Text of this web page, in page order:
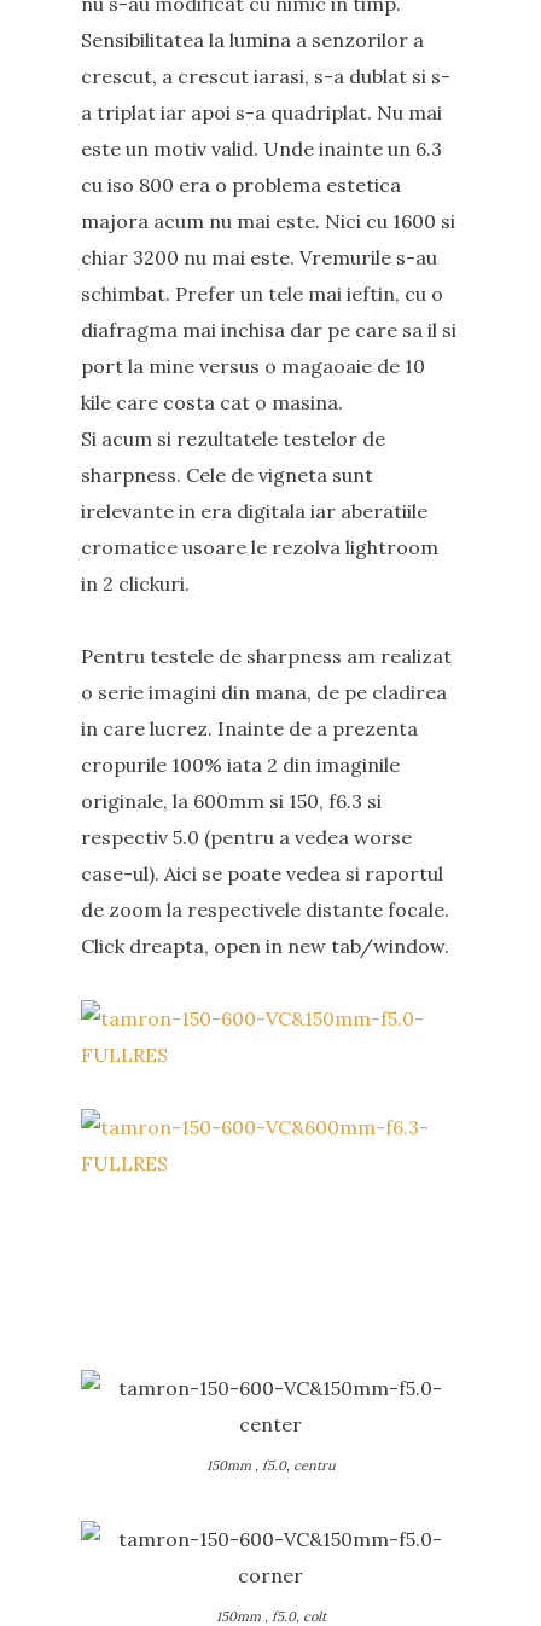
Sensibilitatea la lumina a senzorilor a
crescut, a crescut iarasi, s-a dublat si s-
a triplat iar apoi s-a quadriplat. Nu mai
este un motiv valid. Unde inainte un 6.3
cu iso 800 era o problema estetica
majora acum nu mai este. Nici cu 1600 si
chiar 3200 nu mai este. Vremurile s-au
schimbat. Prefer un tele mai ieftin, cu o
diafragma mai inchisa dar pe care sa il si
port la mine versus o magaoaie de 10
kile care costa cat o masina.
Si acum si rezultatele testelor de
sharpness. Cele de vigneta sunt
irelevante in era digitala iar aberatiile
cromatice usoare le rezolva lightroom
in 2 clickuri.
Pentru testele de sharpness am realizat
o serie imagini din mana, de pe cladirea
in care lucrez. Inainte de a prezenta
cropurile 100% iata 2 din imaginile
originale, la 600mm si 150, f6.3 si
respectiv 5.0 (pentru a vedea worse
case-ul). Aici se poate vedea si raportul
de zoom la respectivele distante focale.
Click dreapta, open in new tab/window.
150mm , f5.0, centru
150mm , f5.0, colt